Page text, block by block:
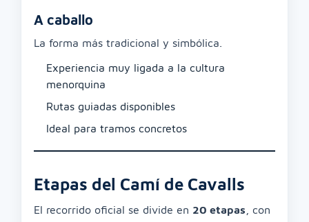
A caballo
La forma más tradicional y simbólica.
Experiencia muy ligada a la cultura
menorquina
Rutas guiadas disponibles
Ideal para tramos concretos
Etapas del Camí de Cavalls
El recorrido oficial se divide en 20 etapas , con